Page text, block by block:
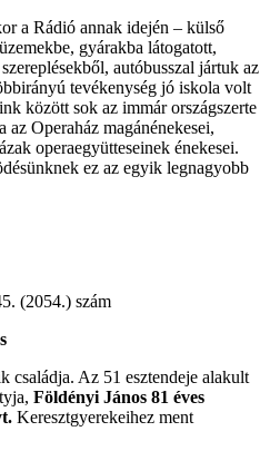
a Rádió annak idején – külső
gyárakba látogatott,
autóbusszal jártuk az
tevékenység jó iskola volt
között sok az immár országszerte
Operaház magánénekesei,
operaegyütteseinek énekesei.
ez az egyik legnagyobb
(2054.) szám
családja. Az 51 esztendeje alakult
Földényi János 81 éves
Keresztgyerekeihez ment